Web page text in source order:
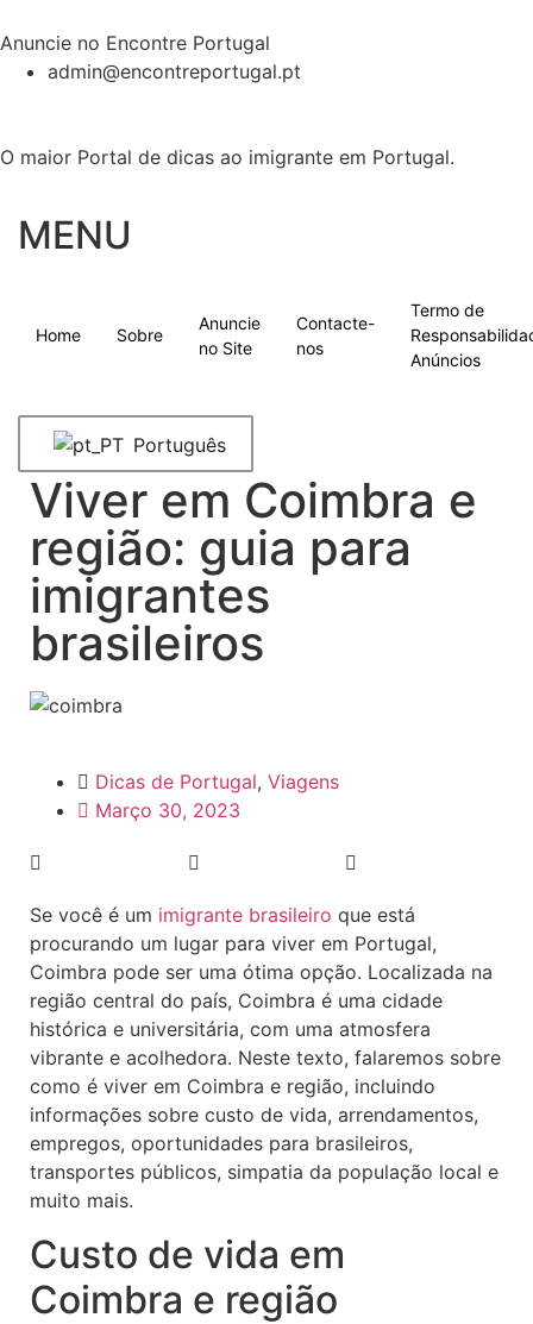
Anuncie no Encontre Portugal
admin@encontreportugal.pt
O maior Portal de dicas ao imigrante em Portugal.
MENU
Home Sobre
Anuncie
no Site
Contacte-
nos
Termo de
Anúncios
Português
Viver em Coimbra e
região: guia para
imigrantes
brasileiros
Dicas de Portugal, Viagens
Março 30, 2023
Se você é um imigrante brasileiro que está
procurando um lugar para viver em Portugal,
Coimbra pode ser uma ótima opção. Localizada na
região central do país, Coimbra é uma cidade
histórica e universitária, com uma atmosfera
vibrante e acolhedora. Neste texto, falaremos sobre
como é viver em Coimbra e região, incluindo
informações sobre custo de vida, arrendamentos,
empregos, oportunidades para brasileiros,
transportes públicos, simpatia da população local e
muito mais.
Custo de vida em
Coimbra e região